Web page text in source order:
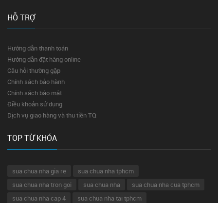
HỖ TRỢ
Hướng dẫn thanh toán
Hướng dẫn đặt hàng online
Câu hỏi thường gặp
Chính sách bảo hành
Chính sách bảo mật
Điều khoản sử dụng
Dịch vụ giao hàng và thu tiền TQ
TOP TỪ KHÓA
sua chua nha gia re
sua chua nha tphcm
sua chua nha tron goi
sua chua nha
sua chua nha cua tphcm
sua chua nha cap 4
sua chua nha tai tphcm